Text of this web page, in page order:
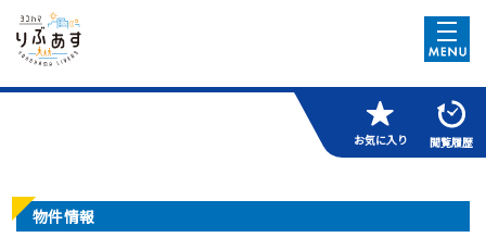
お気に入り 閲覧履歴
物件情報